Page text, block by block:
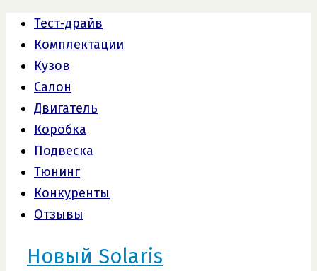
Тест-драйв
Комплектации
Кузов
Салон
Двигатель
Коробка
Подвеска
Тюнинг
Конкуренты
Отзывы
Новый Solaris